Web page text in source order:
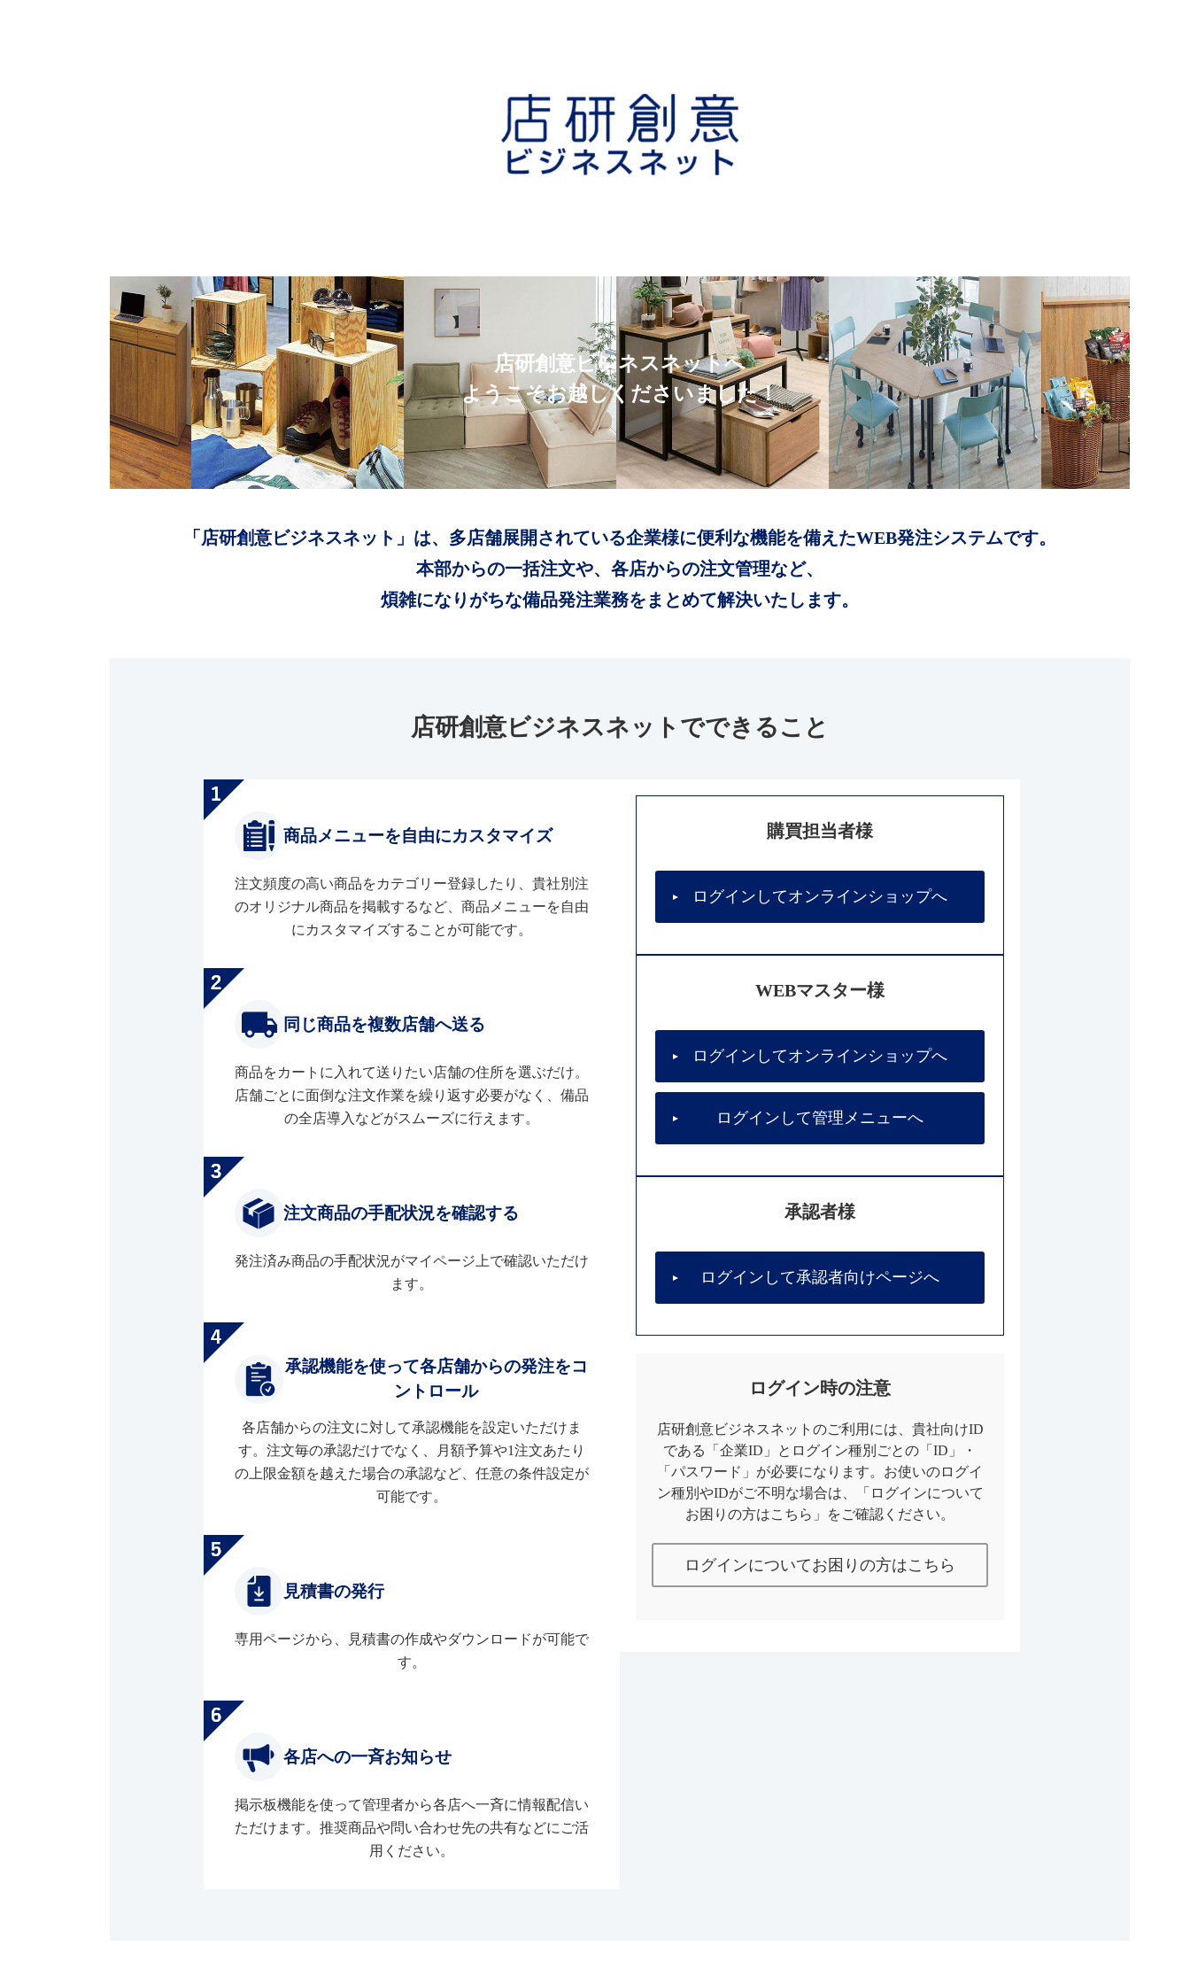
店研創意ビジネスネットへ
ようこそお越しくださいました！
「店研創意ビジネスネット」は、多店舗展開されている企業様に便利な機能を備えたWEB発注システムです。
本部からの一括注文や、各店からの注文管理など、
煩雑になりがちな備品発注業務をまとめて解決いたします。
店研創意ビジネスネットでできること
商品メニューを自由にカスタマイズ
注文頻度の高い商品をカテゴリー登録したり、貴社別注
のオリジナル商品を掲載するなど、商品メニューを自由
にカスタマイズすることが可能です。
同じ商品を複数店舗へ送る
商品をカートに入れて送りたい店舗の住所を選ぶだけ。
店舗ごとに面倒な注文作業を繰り返す必要がなく、備品
の全店導入などがスムーズに行えます。
注文商品の手配状況を確認する
発注済み商品の手配状況がマイページ上で確認いただけ
ます。
承認機能を使って各店舗からの発注をコ
ントロール
各店舗からの注文に対して承認機能を設定いただけま
す。注文毎の承認だけでなく、月額予算や1注文あたり
の上限金額を越えた場合の承認など、任意の条件設定が
可能です。
見積書の発行
専用ページから、見積書の作成やダウンロードが可能で
す。
各店への一斉お知らせ
掲示板機能を使って管理者から各店へ一斉に情報配信い
ただけます。推奨商品や問い合わせ先の共有などにご活
用ください。
購買担当者様
ログインしてオンラインショップへ
WEBマスター様
ログインしてオンラインショップへ
ログインして管理メニューへ
承認者様
ログインして承認者向けページへ
ログイン時の注意
店研創意ビジネスネットのご利用には、貴社向けID
である「企業ID」とログイン種別ごとの「ID」・
「パスワード」が必要になります。お使いのログイ
ン種別やIDがご不明な場合は、「ログインについて
お困りの方はこちら」をご確認ください。
ログインについてお困りの方はこちら